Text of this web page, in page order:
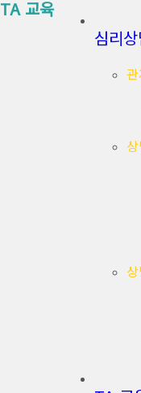
심리
TA 교육